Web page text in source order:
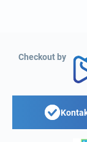
Checkout by